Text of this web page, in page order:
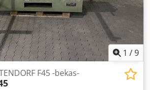
ekstraksi: 80 dan 120mm Panjang
mesin: 2000mm Berat: 1200 kg
1 /9
F45 -bekas-